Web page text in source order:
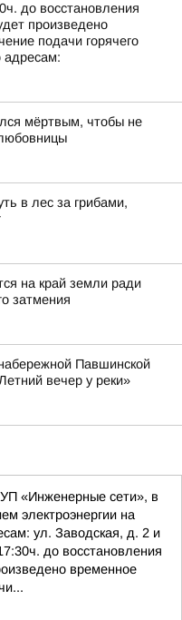
до восстановления
произведено
подачи горячего
адресам:
мёртвым, чтобы не
в лес за грибами,
на край земли ради
затмения
Павшинской
вечер у реки»
«Инженерные сети», в
электроэнергии на
ул. Заводская, д. 2 и
до восстановления
временное